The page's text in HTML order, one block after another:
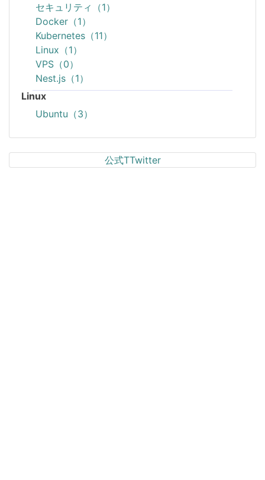
セキュリティ（1）
Docker（1）
Kubernetes（11）
Linux（1）
VPS（0）
Nest.js（1）
Linux
Ubuntu（3）
公式TTwitter